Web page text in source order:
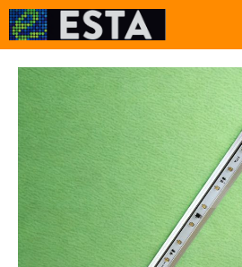
Skip
to
content